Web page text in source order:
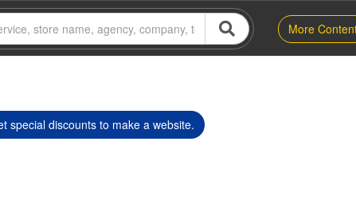
More
special discounts to make a website.